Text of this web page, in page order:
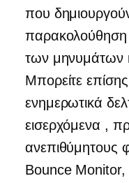
που
παρακολούθηση
των μηνυμάτων
Μπορείτε
ενημερωτικά
εισερχόμενα ,
ανεπιθύμητους
Bounce Monitor,